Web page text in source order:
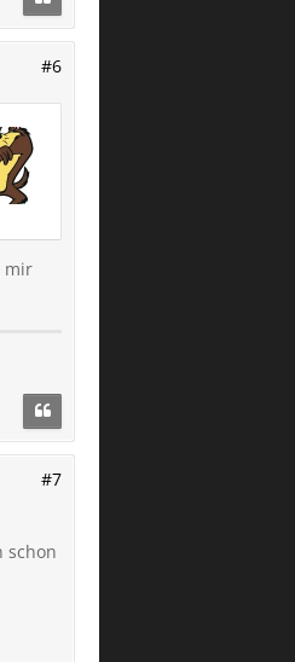
#6
mir
#7
schon